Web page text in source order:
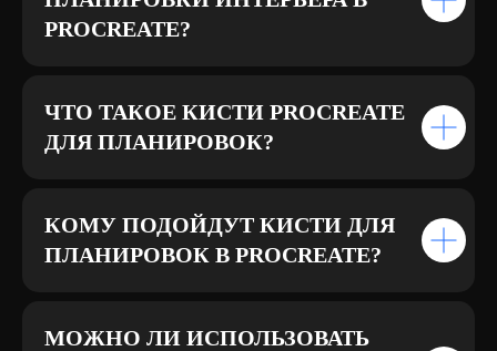
PROCREATE?
ЧТО ТАКОЕ КИСТИ PROCREATE
ДЛЯ ПЛАНИРОВОК?
КОМУ ПОДОЙДУТ КИСТИ ДЛЯ
ПЛАНИРОВОК В PROCREATE?
МОЖНО ЛИ ИСПОЛЬЗОВАТЬ